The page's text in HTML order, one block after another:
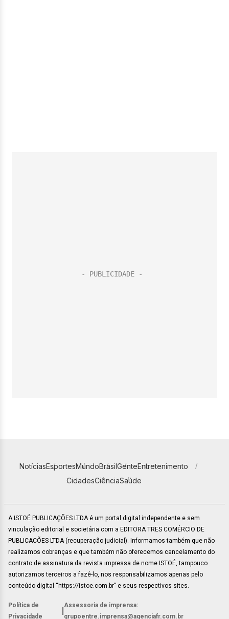
NotíciasEsportesMundoBrasilGenteEntretenimento
CidadesCiênciaSaúde
A ISTOÉ PUBLICAÇÕES LTDA é um portal digital independente e sem
vinculação editorial e societária com a EDITORA TRES COMÉRCIO DE
PUBLICACÕES LTDA (recuperação judicial). Informamos também que não
realizamos cobranças e que também não oferecemos cancelamento do
contrato de assinatura da revista impressa de nome ISTOÉ, tampouco
autorizamos terceiros a fazê-lo, nos responsabilizamos apenas pelo
conteúdo digital “https://istoe.com.br” e seus respectivos sites.
Política de
Privacidade
Assessoria de imprensa:
grupoentre.imprensa@agenciafr.com.br